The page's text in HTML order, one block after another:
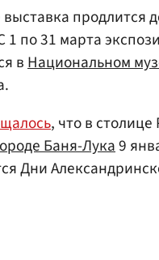
продлится
1 по 31 марта
вНациональном
, что в
Баня-Лука9
Дни